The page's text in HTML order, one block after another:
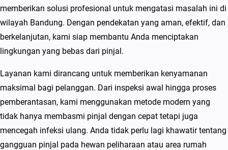
memberikan solusi profesional untuk mengatasi masalah ini di
wilayah Bandung. Dengan pendekatan yang aman, efektif, dan
berkelanjutan, kami siap membantu Anda menciptakan
lingkungan yang bebas dari pinjal.
Layanan kami dirancang untuk memberikan kenyamanan
maksimal bagi pelanggan. Dari inspeksi awal hingga proses
pemberantasan, kami menggunakan metode modern yang
tidak hanya membasmi pinjal dengan cepat tetapi juga
mencegah infeksi ulang. Anda tidak perlu lagi khawatir tentang
gangguan pinjal pada hewan peliharaan atau area rumah